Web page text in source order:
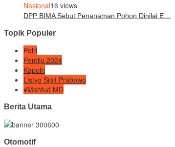
Nasional16 views
DPP BIMA Sebut Penanaman Pohon Dinilai E…
Topik Populer
Polri
Pemilu 2024
Kapolri
Listyo Sigit Prabowo
#Mahfud MD
Berita Utama
Otomotif